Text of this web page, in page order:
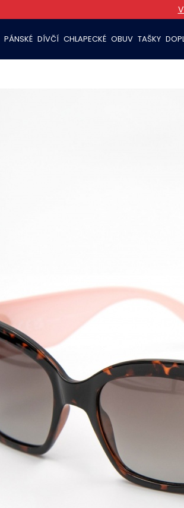
PÁNSKÉ DÍVČÍ CHLAPECKÉ OBUV TAŠKY